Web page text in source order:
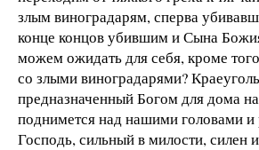
злым виноградарям, сперва
конце концов убившим и Сына
можем ожидать для себя, кроме
со злыми виноградарями?
предназначенный Богом для дома
поднимется над нашими головами и
Господь, сильный в милости, силен